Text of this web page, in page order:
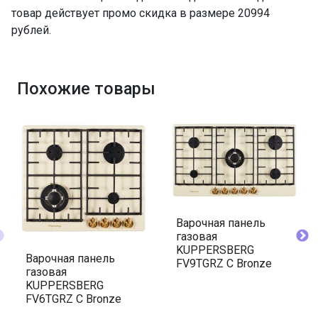
товар действует промо скидка в размере 20994
рублей.
Похожие товары
Варочная панель
газовая
KUPPERSBERG
FV6TGRZ C Bronze
Варочная панель
газовая
KUPPERSBERG
FV9TGRZ C Bronze